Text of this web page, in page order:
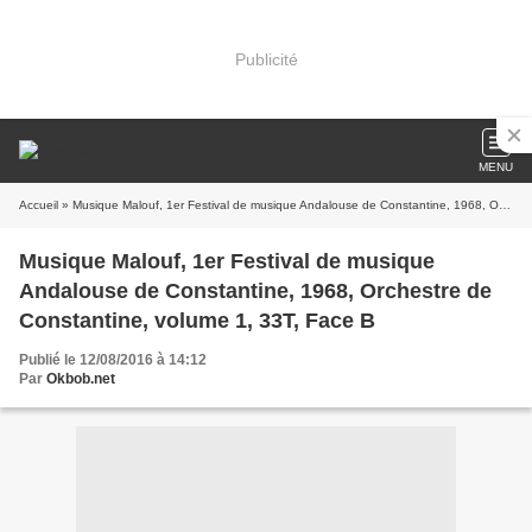
Publicité
MENU
Accueil » Musique Malouf, 1er Festival de musique Andalouse de Constantine, 1968, Orchestre de Constantine, volume 1, 33T, Face B
Musique Malouf, 1er Festival de musique
Andalouse de Constantine, 1968, Orchestre de
Constantine, volume 1, 33T, Face B
Publié le 12/08/2016 à 14:12
Par Okbob.net